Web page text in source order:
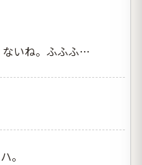
ないね。ふふふ…
。